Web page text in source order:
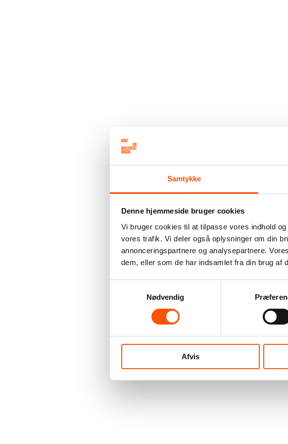
Samtykke
Denne hjemmeside bruger cookies
Vi bruger cookies til at tilpasse vores indhold
vores trafik. Vi deler også oplysninger om din
annonceringspartnere og analysepartnere.
dem, eller som de har indsamlet fra din brug af
Nødvendig
Afvis